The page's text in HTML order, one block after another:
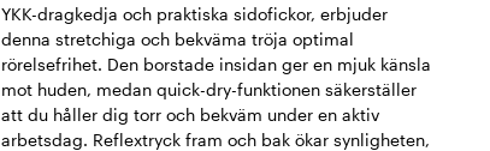
YKK-dragkedja och praktiska sidofickor, erbjuder
denna stretchiga och bekväma tröja optimal
rörelsefrihet. Den borstade insidan ger en mjuk känsla
mot huden, medan quick-dry-funktionen säkerställer
att du håller dig torr och bekväm under en aktiv
arbetsdag. Reflextryck fram och bak ökar synligheten,